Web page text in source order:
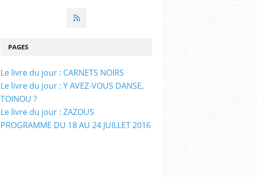
PAGES
Le livre du jour : CARNETS NOIRS
Le livre du jour : Y AVEZ-VOUS DANSE,
TOINOU ?
Le livre du jour : ZAZOUS
PROGRAMME DU 18 AU 24 JUILLET 2016